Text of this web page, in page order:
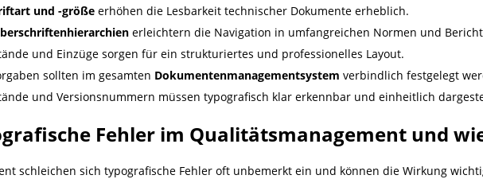
und -größe erhöhen die Lesbarkeit technischer Dokumente erheblich.
erleichtern die Navigation in umfangreichen Normen und
und Einzüge sorgen für ein strukturiertes und professionelles Layout.
sollten im gesamten Dokumentenmanagementsystem verbindlich festgelegt
und Versionsnummern müssen typografisch klar erkennbar und einheitlich
Fehler im Qualitätsmanagement und
schleichen sich typografische Fehler oft unbemerkt ein und können die Wirkung